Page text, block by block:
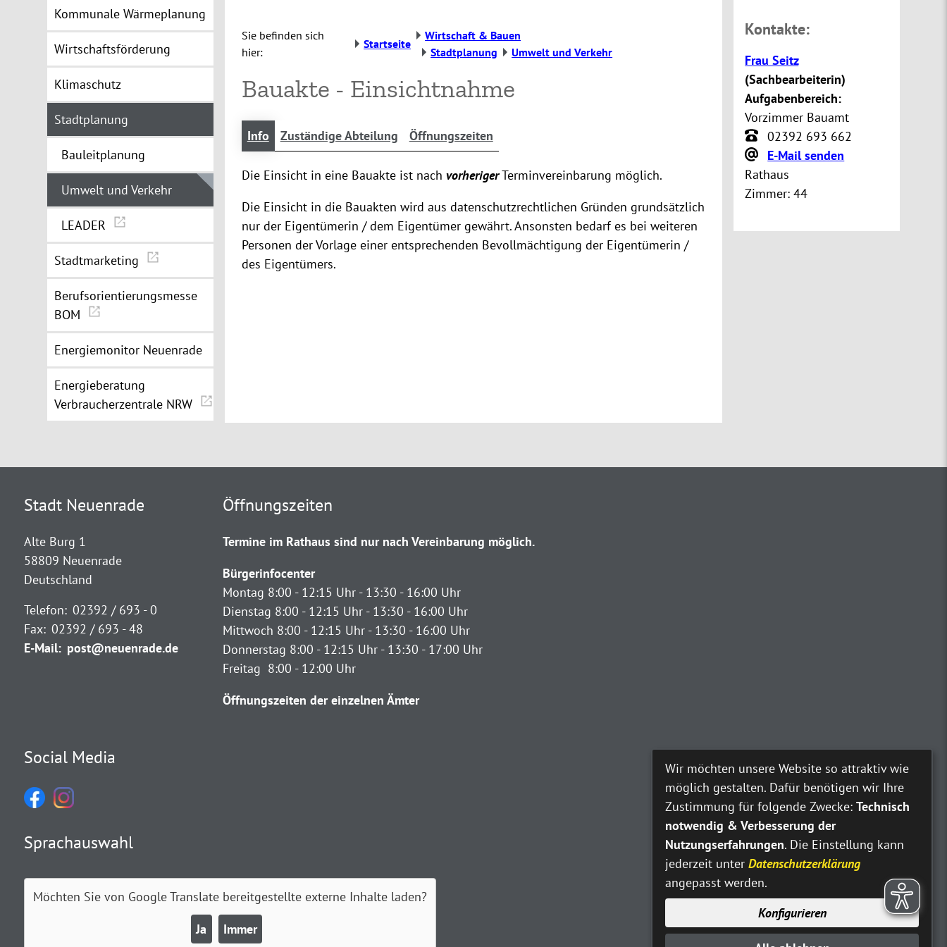
Kommunale Wärmeplanung
Wirtschaftsförderung
Klimaschutz
Stadtplanung
Bauleitplanung
Umwelt und Verkehr
LEADER
Stadtmarketing
Berufsorientierungsmesse
BOM
Energiemonitor Neuenrade
Energieberatung
Verbraucherzentrale NRW
Sie befinden sich
hier:
Startseite
Wirtschaft & Bauen
Stadtplanung
Umwelt und Verkehr
Bauakte - Einsichtnahme
Info Zuständige Abteilung Öffnungszeiten
Die Einsicht in eine Bauakte ist nach vorherigerTerminvereinbarung möglich.
Die Einsicht in die Bauakten wird aus datenschutzrechtlichen Gründen grundsätzlich
nur der Eigentümerin / dem Eigentümer gewährt. Ansonsten bedarf es bei weiteren
Personen der Vorlage einer entsprechenden Bevollmächtigung der Eigentümerin /
des Eigentümers.
Kontakte:
Frau Seitz
(Sachbearbeiterin)
Aufgabenbereich:
Vorzimmer Bauamt
02392 693 662
E-Mail senden
Rathaus
Zimmer: 44
Stadt Neuenrade
Alte Burg 1
58809 Neuenrade
Deutschland
Telefon: 02392 / 693 - 0
Fax: 02392 / 693 - 48
E-Mail: post@neuenrade.de
Öffnungszeiten
Termine im Rathaus sind nur nach Vereinbarung möglich.
Bürgerinfocenter
Montag 8:00 - 12:15 Uhr - 13:30 - 16:00 Uhr
Dienstag 8:00 - 12:15 Uhr - 13:30 - 16:00 Uhr
Mittwoch 8:00 - 12:15 Uhr - 13:30 - 16:00 Uhr
Donnerstag 8:00 - 12:15 Uhr - 13:30 - 17:00 Uhr
Freitag 8:00 - 12:00 Uhr
Öffnungszeiten der einzelnen Ämter
Social Media
Sprachauswahl
Möchten Sie von Google Translatebereitgestellte externe Inhalte laden?
Ja Immer
Wir möchten unsere Website so attraktiv wie
möglich gestalten. Dafür benötigen wir Ihre
Zustimmung für folgende Zwecke: Technisch
notwendig & Verbesserung der
Nutzungserfahrungen. Die Einstellung kann
jederzeit unter Datenschutzerklärung
angepasst werden.
Konfigurieren